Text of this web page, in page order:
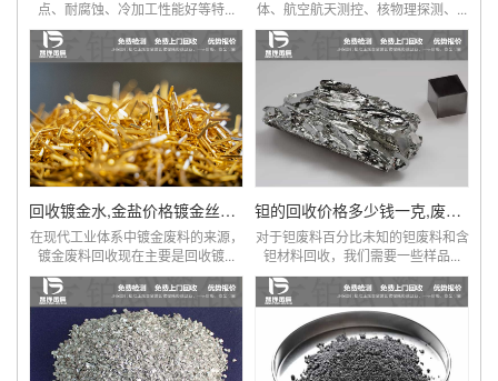
点、耐腐蚀、冷加工性能好等特...
体、航空航天测控、核物理探测、...
回收镀金水,金盐价格镀金丝金浆回收
在现代工业体系中镀金废料的来源，
镀金废料回收现在主要是回收镀...
钽的回收价格多少钱一克,废旧钽电阻电容回收厂家
对于钽废料百分比未知的钽废料和含
钽材料回收，我们需要一些样品...